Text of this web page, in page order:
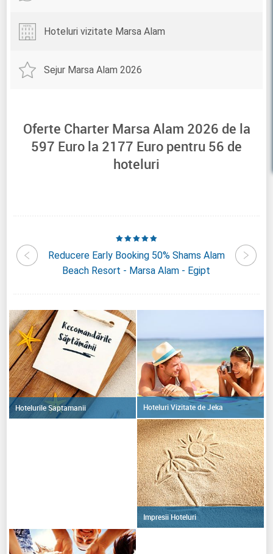
Hoteluri vizitate Marsa Alam
Sejur Marsa Alam 2026
Oferte Charter Marsa Alam 2026 de la
597 Euro la 2177 Euro pentru 56 de
hoteluri
Reducere Early Booking 50% Shams Alam
Beach Resort - Marsa Alam - Egipt
Hotelurile Saptamanii Hoteluri Vizitate de Jeka
Impresii Hoteluri